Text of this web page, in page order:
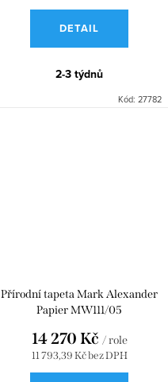
DETAIL
2-3 týdnů
Kód: 27782
Přírodní tapeta Mark Alexander
Papier MW111/05
11 793,39 Kč bez DPH
14 270 Kč / role